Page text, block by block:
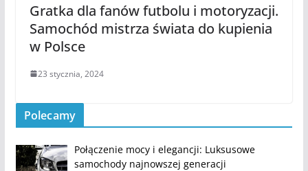
Gratka dla fanów futbolu i motoryzacji.
Samochód mistrza świata do kupienia
w Polsce
23 stycznia, 2024
Polecamy
Połączenie mocy i elegancji: Luksusowe
samochody najnowszej generacji